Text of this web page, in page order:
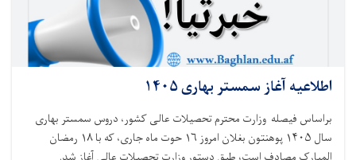
اطلاعیه آغاز سمستر بهاری ۱۴۰۵
براساس فیصله وزارت محترم تحصیلات عالی کشور، دروس سمستر بهاری
سال ۱۴۰۵ پوهنتون بغلان امروز۱۶ حوت ماه جاری، که با۱۸ رمضان